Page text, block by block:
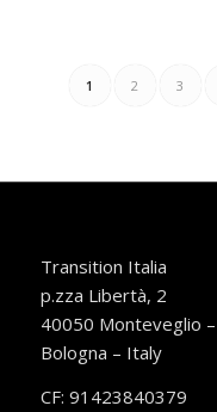
1 2 3
Transition Italia
p.zza Libertà, 2
40050 Monteveglio
Bologna – Italy
CF: 91423840379